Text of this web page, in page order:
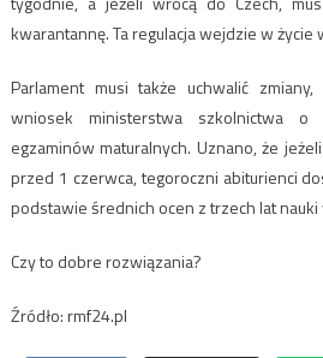
kwarantannę. Ta regulacja wejdzie w życie
Parlament musi także uchwalić
wniosek ministerstwa szkolnictwa o
egzaminów maturalnych. Uznano, że
przed 1 czerwca, tegoroczni abiturienci
podstawie średnich ocen z trzech lat nauki
Czy to dobre rozwiązania?
Źródło: rmf24.pl